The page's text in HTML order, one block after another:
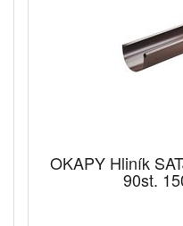
OKAPY Hliník
90st.